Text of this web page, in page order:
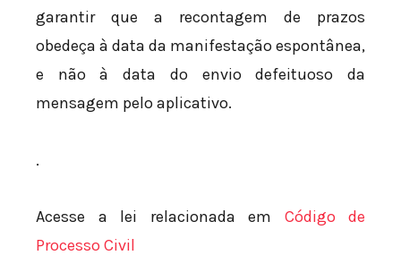
garantir que a recontagem de prazos
obedeça à data da manifestação espontânea,
e não à data do envio defeituoso da
mensagem pelo aplicativo.
.
Acesse a lei relacionada em Código de
Processo Civil